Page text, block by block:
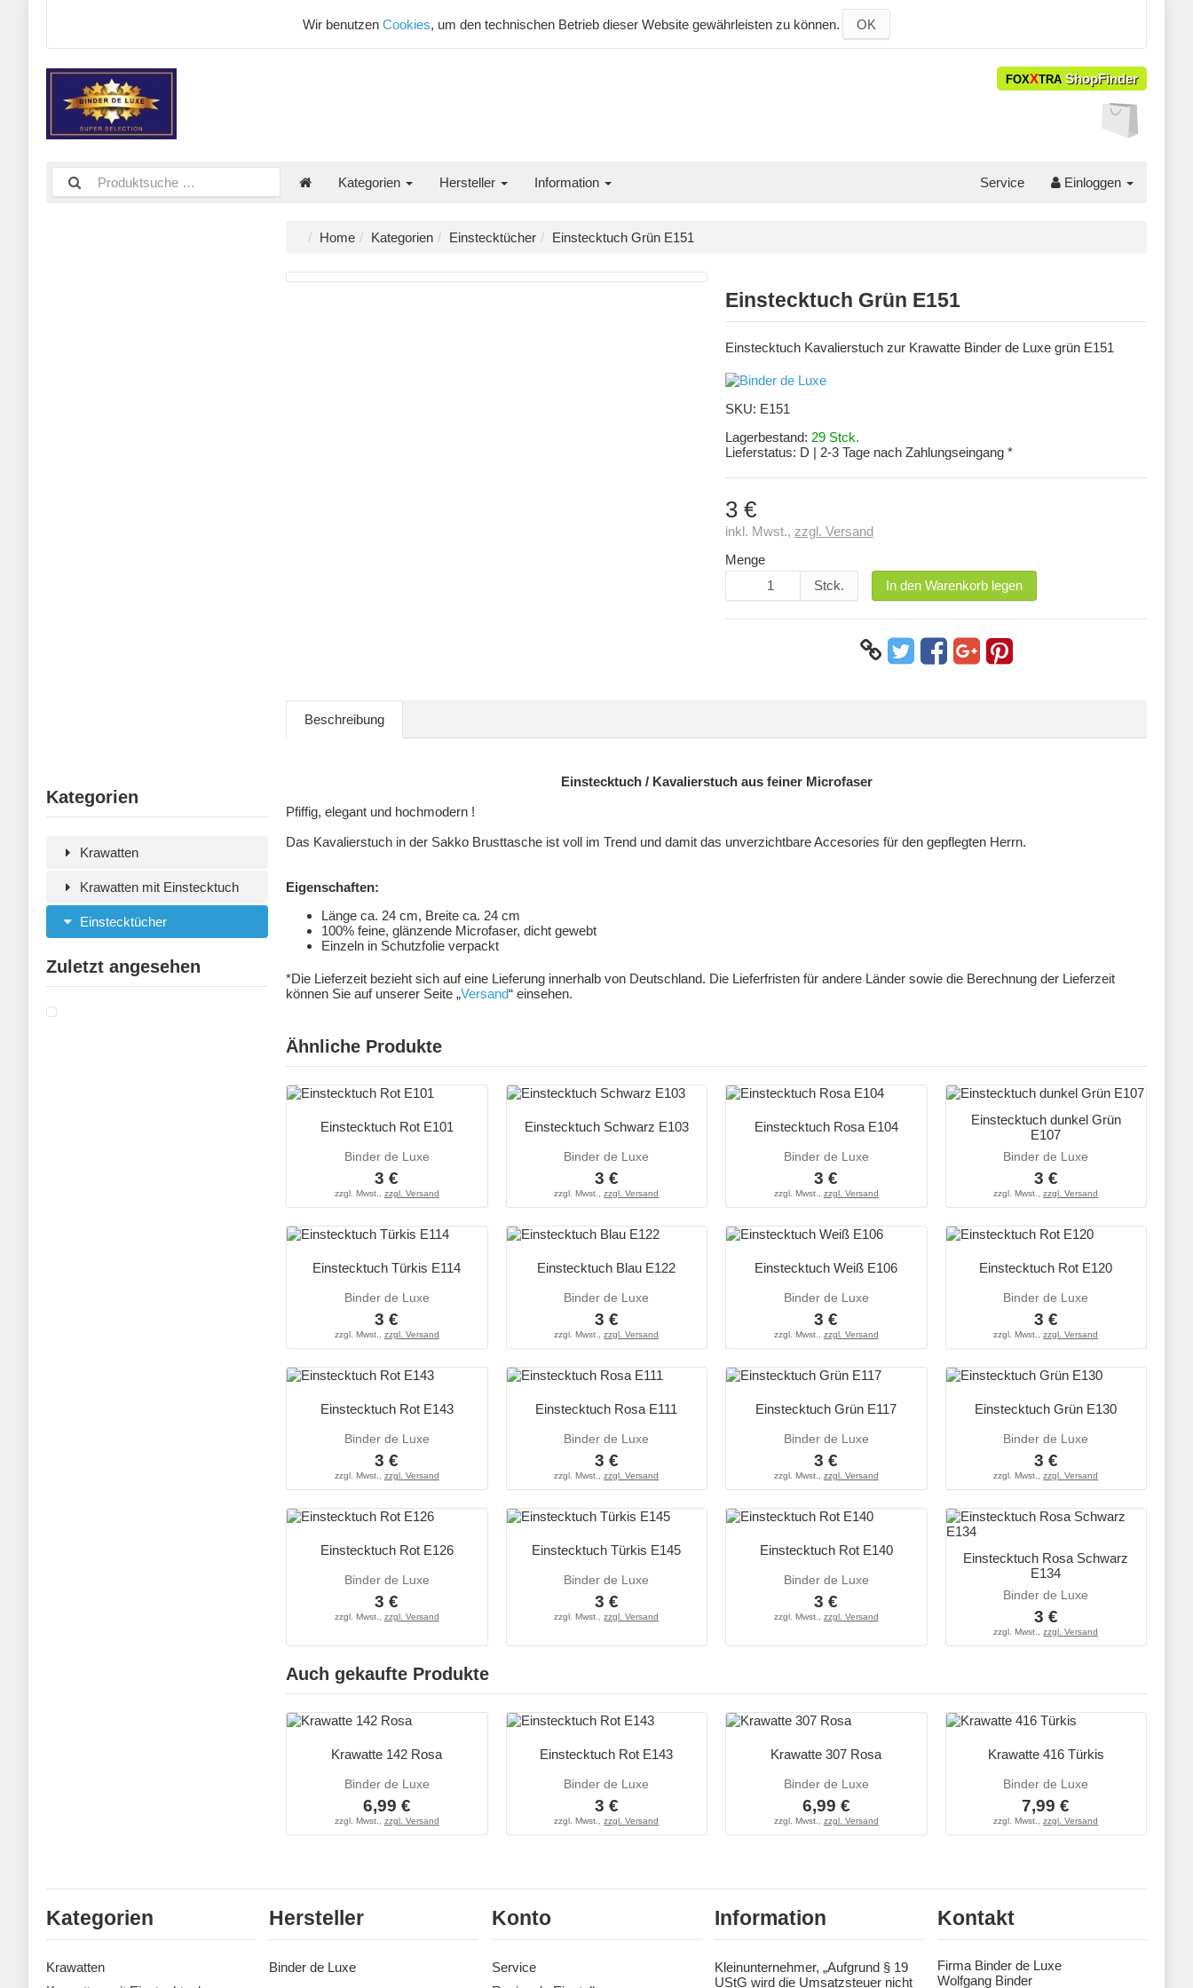
Wir benutzen Cookies, um den technischen Betrieb dieser Website gewährleisten zu können. OK
FOXXTRA ShopFinder
Kategorien Hersteller Information Service Einloggen
Kategorien
Krawatten
Krawatten mit Einstecktuch
Einstecktücher
Zuletzt angesehen
Home Kategorien Einstecktücher Einstecktuch Grün E151
Einstecktuch Grün E151
Einstecktuch Kavalierstuch zur Krawatte Binder de Luxe grün E151
SKU: E151
Lagerbestand: 29 Stck.
Lieferstatus: D | 2-3 Tage nach Zahlungseingang *
3 €
inkl. Mwst., zzgl. Versand
Menge
Stck.
In den Warenkorb legen
Beschreibung
Einstecktuch / Kavalierstuch aus feiner Microfaser
Pfiffig, elegant und hochmodern !
Das Kavalierstuch in der Sakko Brusttasche ist voll im Trend und damit das unverzichtbare Accesories für den gepflegten Herrn.
Eigenschaften:
Länge ca. 24 cm, Breite ca. 24 cm
100% feine, glänzende Microfaser, dicht gewebt
Einzeln in Schutzfolie verpackt
*Die Lieferzeit bezieht sich auf eine Lieferung innerhalb von Deutschland. Die Lieferfristen für andere Länder sowie die Berechnung der Lieferzeit
können Sie auf unserer Seite „Versand“ einsehen.
Ähnliche Produkte
Einstecktuch Rot E101
Binder de Luxe
3 €
zzgl. Mwst., zzgl. Versand
Einstecktuch Schwarz E103
Binder de Luxe
3 €
zzgl. Mwst.,zzgl. Versand
Einstecktuch Rosa E104
Binder de Luxe
3 €
zzgl. Mwst., zzgl. Versand
Einstecktuch dunkel Grün
E107
Binder de Luxe
3 €
zzgl. Mwst.,zzgl. Versand
Einstecktuch Türkis E114
Binder de Luxe
3 €
zzgl. Mwst., zzgl. Versand
Einstecktuch Blau E122
Binder de Luxe
3 €
zzgl. Mwst.,zzgl. Versand
Einstecktuch Weiß E106
Binder de Luxe
3 €
zzgl. Mwst., zzgl. Versand
Einstecktuch Rot E120
Binder de Luxe
3 €
zzgl. Mwst.,zzgl. Versand
Einstecktuch Rot E143
Binder de Luxe
3 €
zzgl. Mwst., zzgl. Versand
Einstecktuch Rosa E111
Binder de Luxe
3 €
zzgl. Mwst.,zzgl. Versand
Einstecktuch Grün E117
Binder de Luxe
3 €
zzgl. Mwst., zzgl. Versand
Einstecktuch Grün E130
Binder de Luxe
3 €
zzgl. Mwst.,zzgl. Versand
Einstecktuch Rot E126
Binder de Luxe
3 €
zzgl. Mwst., zzgl. Versand
Einstecktuch Türkis E145
Binder de Luxe
3 €
zzgl. Mwst.,zzgl. Versand
Einstecktuch Rot E140
Binder de Luxe
3 €
zzgl. Mwst., zzgl. Versand
Einstecktuch Rosa Schwarz
E134
Binder de Luxe
3 €
zzgl. Mwst.,zzgl. Versand
Auch gekaufte Produkte
Krawatte 142 Rosa
Binder de Luxe
6,99 €
zzgl. Mwst., zzgl. Versand
Einstecktuch Rot E143
Binder de Luxe
3 €
zzgl. Mwst.,zzgl. Versand
Krawatte 307 Rosa
Binder de Luxe
6,99 €
zzgl. Mwst., zzgl. Versand
Krawatte 416 Türkis
Binder de Luxe
7,99 €
zzgl. Mwst.,zzgl. Versand
Kategorien
Krawatten
Hersteller
Binder de Luxe
Konto
Service
Information
Kleinunternehmer, „Aufgrund § 19
UStG wird die Umsatzsteuer nicht
Kontakt
Firma Binder de Luxe
Wolfgang Binder